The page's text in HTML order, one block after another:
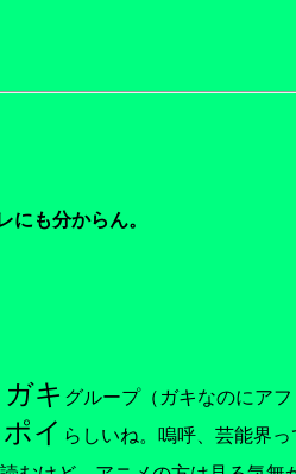
にも分からん。
キ グループ（ガキなのにア
イ らしいね。嗚呼、芸能界っ